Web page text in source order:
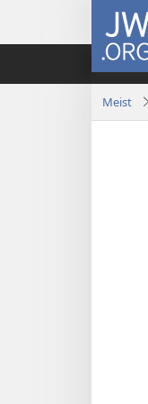
JW.ORG
Meist